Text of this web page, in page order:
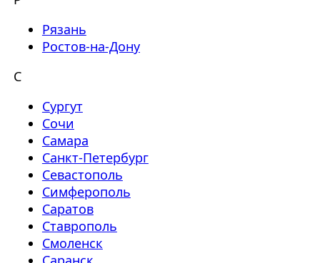
Рязань
Ростов-на-Дону
С
Сургут
Сочи
Самара
Санкт-Петербург
Севастополь
Симферополь
Саратов
Ставрополь
Смоленск